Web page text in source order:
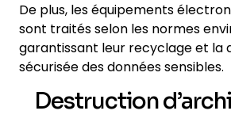
De plus, les équipements
sont traités selon les normes
garantissant leur recyclage et la
sécurisée des données sensibles.
Destruction